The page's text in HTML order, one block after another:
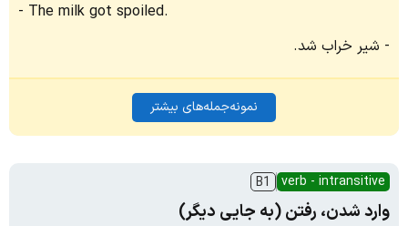
The milk got spoiled.
شیر خراب شد.
نمونه‌جمله‌های بیشتر
verb - intransitive
B1
وارد شدن، رفتن (به جایی دیگر)